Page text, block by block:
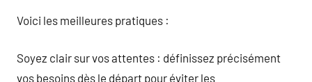
Voici les meilleures pratiques :
Soyez clair sur vos attentes : définissez précisément
vos besoins dès le départ pour éviter les